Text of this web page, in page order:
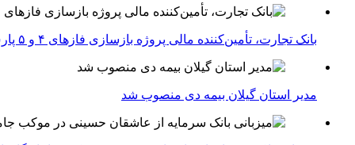
بانک تجارت، تأمین‌کننده مالی پروژه بازسازی فازهای ۴ و ۵ پارس جنوبی
مدیر استان گیلان بیمه دی منصوب شد